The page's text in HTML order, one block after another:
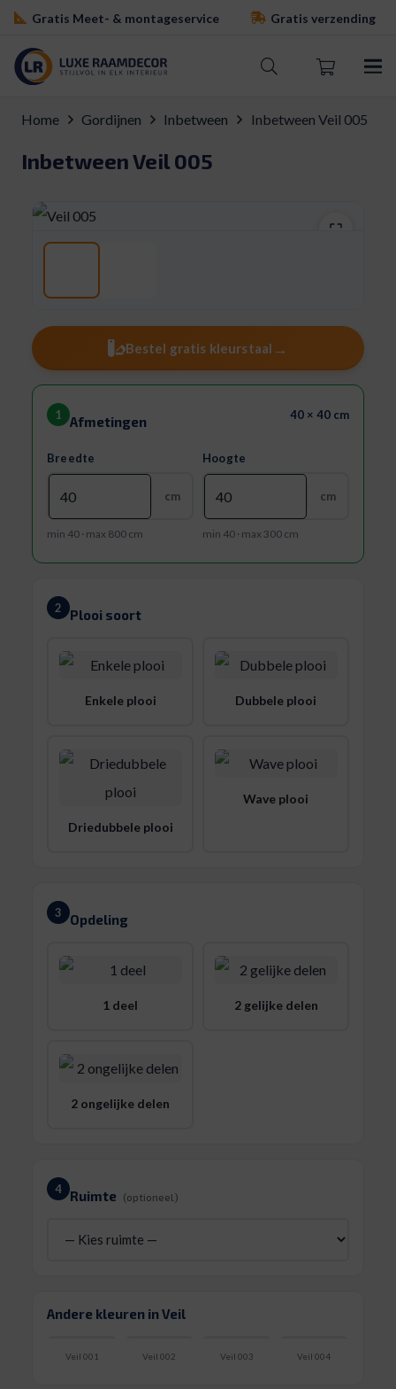
Gratis Meet- & montageservice Gratis verzending
Home Gordijnen Inbetween Inbetween Veil 005
Inbetween Veil 005
Levertijd: 15-20 werkdagen
Bestel gratis kleurstaal →
1 Afmetingen 40 × 40 cm
Breedte
cm
min 40 · max 800 cm
Hoogte
cm
min 40 · max 300 cm
2 Plooi soort
Enkele plooi Dubbele plooi
Driedubbele plooi
Wave plooi
3 Opdeling
1 deel 2 gelijke delen
2 ongelijke delen
4 Ruimte (optioneel)
Andere kleuren in Veil
Veil 001 Veil 002 Veil 003 Veil 004